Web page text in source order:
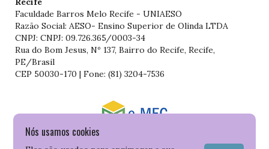
Nós usamos cookies
Faculdade Barros Melo Recife - UNIAESO
Razão Social: AESO- Ensino Superior de Olinda LTDA
CNPJ: CNPJ: 09.726.365/0003-34
Rua do Bom Jesus, Nº 137, Bairro do Recife, Recife,
PE/Brasil
CEP 50030-170 | Fone: (81) 3204-7536
Consulte o cadastro da Instituição no Sistema do e-MEC